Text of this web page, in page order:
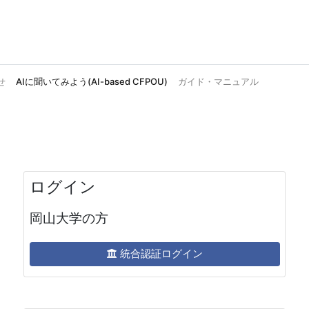
AIに聞いてみよう(AI-based CFPOU) ガイド・マニュアル
ログイン
岡山大学の方
統合認証ログイン